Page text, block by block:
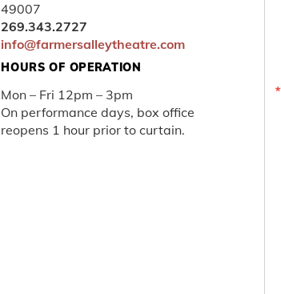
49007
269.343.2727
info@farmersalleytheatre.com
HOURS OF OPERATION
Mon – Fri 12pm – 3pm
On performance days, box office
reopens 1 hour prior to curtain.